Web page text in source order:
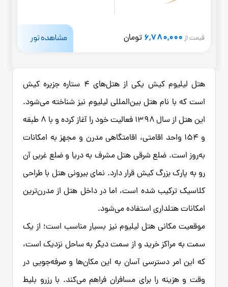
قیمت از 6,780,000 تومان مشاهده تور
هتل لیلیوم کیش یکی از هتل‌های ۴ ستاره جزیره کیش
است که با نام هتل بین‌المللی لیلیوم نیز شناخته می‌شود.
این هتل از سال ۱۳۹۸ فعالیت خود را آغاز کرده و با ۸ طبقه
و ۱۵۴ واحد اقامتی، اقامتگاهی مدرن و مجهز به امکانات
به‌روز است. ضلع شرقی هتل مشرف به دریا و ضلع غربی آن
رو به پارک بزرگ کیش قرار دارد. نمای بیرونی هتل با طراحی
کلاسیک ترکیب شده است، اما در داخل هتل از مدرن‌ترین
امکانات هتلداری استفاده می‌شود.
موقعیت مکانی هتل لیلیوم نیز بسیار مناسب است؛ از یک
سمت به مراکز خرید و از سمت دیگر به ساحل نزدیک است،
که این امر دسترسی آسان به این مکان‌ها و صرفه‌جویی در
وقت و هزینه را برای مسافران فراهم می‌کند. با رزرو بلیط